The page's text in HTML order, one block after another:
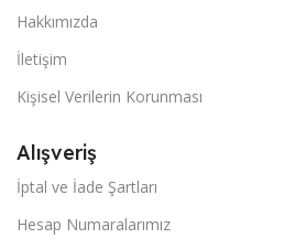
Hakkımızda
İletişim
Kişisel Verilerin Korunması
Alışveriş
İptal ve İade Şartları
Hesap Numaralarımız